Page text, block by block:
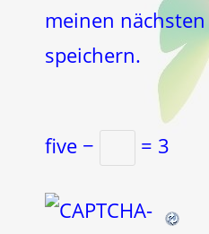
meinen
speichern.
five − = 3